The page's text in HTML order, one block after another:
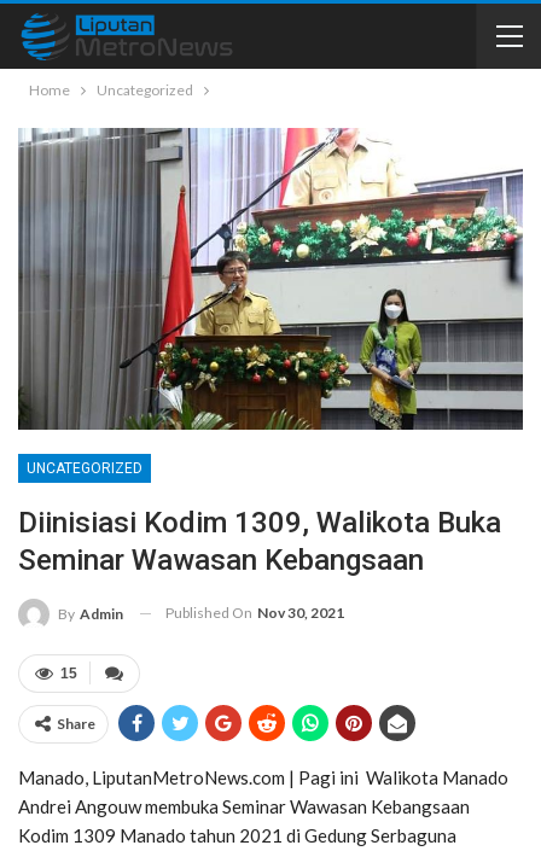
Home Uncategorized
UNCATEGORIZED
Diinisiasi Kodim 1309, Walikota Buka
Seminar Wawasan Kebangsaan
By Admin Published On Nov 30, 2021
15
Share
Manado, LiputanMetroNews.com | Pagi ini Walikota Manado
Andrei Angouw membuka Seminar Wawasan Kebangsaan
Kodim 1309 Manado tahun 2021 di Gedung Serbaguna